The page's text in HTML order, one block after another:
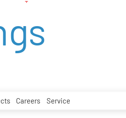
Careers Service